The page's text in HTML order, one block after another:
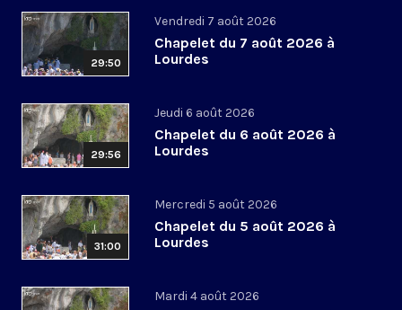
29:50
Vendredi 7 août 2026
Chapelet du 7 août 2026 à
Lourdes
29:56
Jeudi 6 août 2026
Chapelet du 6 août 2026 à
Lourdes
31:00
Mercredi 5 août 2026
Chapelet du 5 août 2026 à
Lourdes
Mardi 4 août 2026